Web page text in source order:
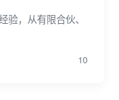
，从有限合伙、
10